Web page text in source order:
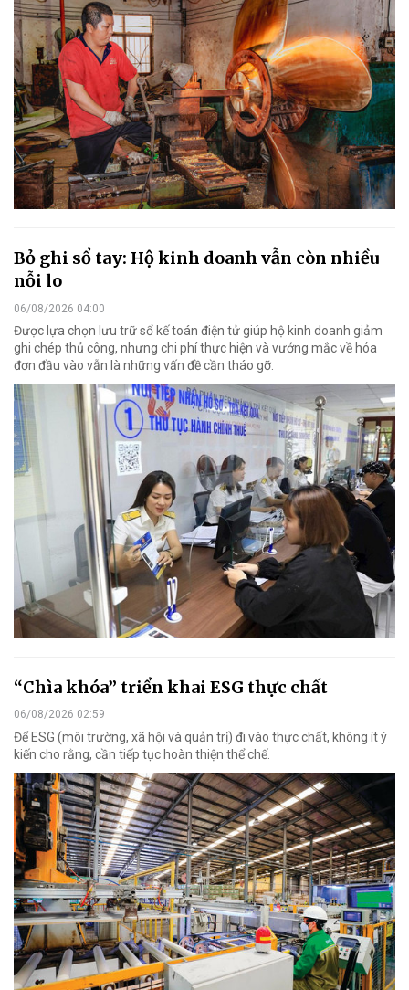
Bỏ ghi sổ tay: Hộ kinh doanh vẫn còn nhiều
nỗi lo
06/08/2026 04:00
Được lựa chọn lưu trữ sổ kế toán điện tử giúp hộ kinh doanh giảm
ghi chép thủ công, nhưng chi phí thực hiện và vướng mắc về hóa
đơn đầu vào vẫn là những vấn đề cần tháo gỡ.
“Chìa khóa” triển khai ESG thực chất
06/08/2026 02:59
Để ESG (môi trường, xã hội và quản trị) đi vào thực chất, không ít ý
kiến cho rằng, cần tiếp tục hoàn thiện thể chế.